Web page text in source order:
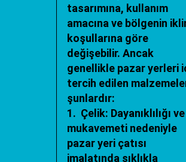
tasarımına, kullanım
amacına ve bölgenin
koşullarına göre
değişebilir. Ancak
genellikle pazar yerleri
tercih edilen
şunlardır:
1. Çelik: Dayanıklılığı ve
mukavemeti nedeniyle
pazar yeri çatısı
imalatında sıklıkla